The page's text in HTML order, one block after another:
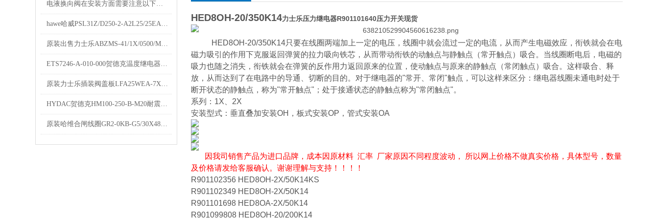
电液换向阀在安装方面需要注意以下事项
hawe哈威PSL31Z/D250-2-A2L25/25EA两联多路阀
原装出售力士乐ABZMS-41/1X/0500/M2液位开关
ETS7246-A-010-000贺德克温度继电器描述
原装力士乐插装阀盖板LFA25WEA-7X R10900912680简介
HYDAC贺德克HM100-250-B-M20耐震压力表参数
原装哈维合闸线圈GR2-0KB-G5/30X48电厂专用Z7463D
HED8OH-20/350K14力士乐压力继电器R901101640压力开关现货
HED8OH-20/350K14只要在线圈两端加上一定的电压，线圈中就会流过一定的电流，从而产生电磁效应，衔铁就会在电
磁力吸引的作用下克服返回弹簧的拉力吸向铁芯，从而带动衔铁的动触点与静触点（常开触点）吸合。当线圈断电后，电磁的
吸力也随之消失，衔铁就会在弹簧的反作用力返回原来的位置，使动触点与原来的静触点（常闭触点）吸合。这样吸合、释
放，从而达到了在电路中的导通、切断的目的。对于继电器的"常开、常闭"触点，可以这样来区分：继电器线圈未通电时处于
断开状态的静触点，称为"常开触点"；处于接通状态的静触点称为"常闭触点"。
系列：1X、2X
安装型式：垂直叠加安装OH，板式安装OP，管式安装OA
因我司销售产品为进口品牌，成本因原材料 汇率 厂家原因不同程度波动， 所以网上价格不做真实价格，具体型号，数量
及价格请发给客服确认。谢谢理解与支持！！！！
R901102356 HED8OH-2X/50K14KS
R901102349 HED8OH-2X/50K14
R901101698 HED8OA-2X/50K14
R901099808 HED8OH-20/200K14